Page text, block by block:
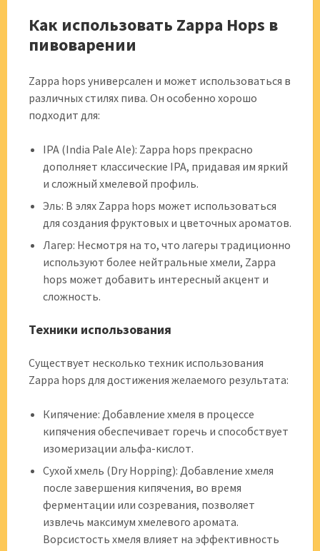
Как использовать Zappa Hops в
пивоварении
Zappa hops универсален и может использоваться в
различных стилях пива. Он особенно хорошо
подходит для:
IPA (India Pale Ale): Zappa hops прекрасно
дополняет классические IPA, придавая им яркий
и сложный хмелевой профиль.
Эль: В элях Zappa hops может использоваться
для создания фруктовых и цветочных ароматов.
Лагер: Несмотря на то, что лагеры традиционно
используют более нейтральные хмели, Zappa
hops может добавить интересный акцент и
сложность.
Техники использования
Существует несколько техник использования
Zappa hops для достижения желаемого результата:
Кипячение: Добавление хмеля в процессе
кипячения обеспечивает горечь и способствует
изомеризации альфа-кислот.
Сухой хмель (Dry Hopping): Добавление хмеля
после завершения кипячения, во время
ферментации или созревания, позволяет
извлечь максимум хмелевого аромата.
Ворсистость хмеля влияет на эффективность